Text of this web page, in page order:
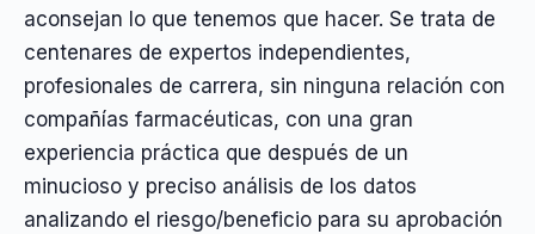
aconsejan lo que tenemos que hacer. Se trata de
centenares de expertos independientes,
profesionales de carrera, sin ninguna relación con
compañías farmacéuticas, con una gran
experiencia práctica que después de un
minucioso y preciso análisis de los datos
analizando el riesgo/beneficio para su aprobación